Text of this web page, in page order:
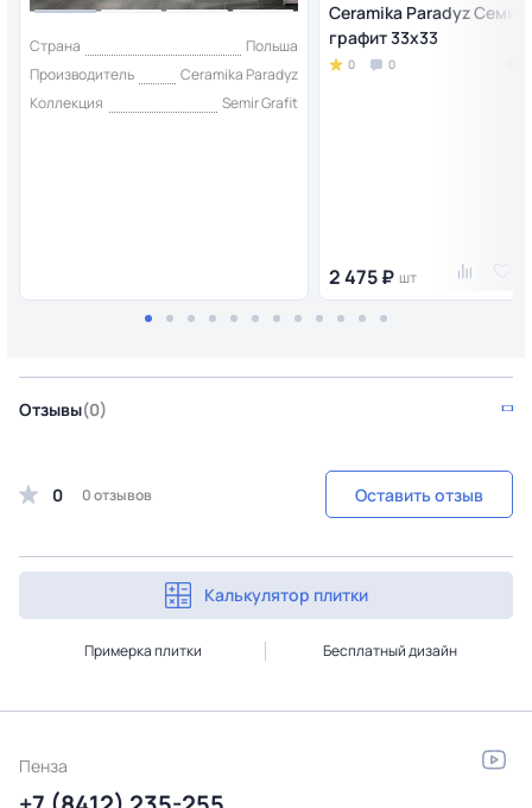
Страна
Польша
Производитель
Ceramika Paradyz
Коллекция
Semir Grafit
Ceramika Paradyz Семир
графит 33х33
0 0
2 475 ₽ шт
Отзывы(0)
0 0 отзывов Оставить отзыв
Калькулятор плитки
Примерка плитки Бесплатный дизайн
Пенза